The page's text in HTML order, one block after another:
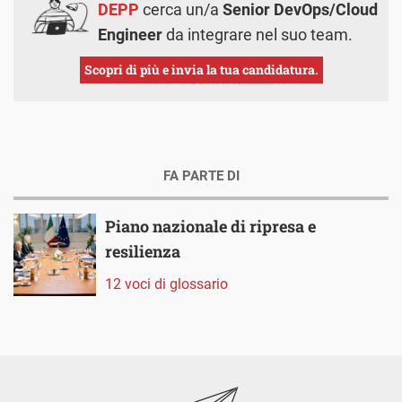
DEPP cerca un/a Senior DevOps/Cloud
Engineerda integrare nel suo team.
Scopri di più e invia la tua candidatura.
FA PARTE DI
Piano nazionale di ripresa e
resilienza
12 voci di glossario